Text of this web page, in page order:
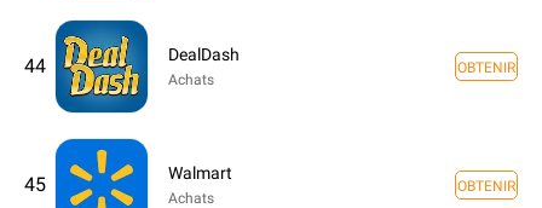
44
DealDash
Achats
OBTENIR
45
Walmart
Achats
OBTENIR